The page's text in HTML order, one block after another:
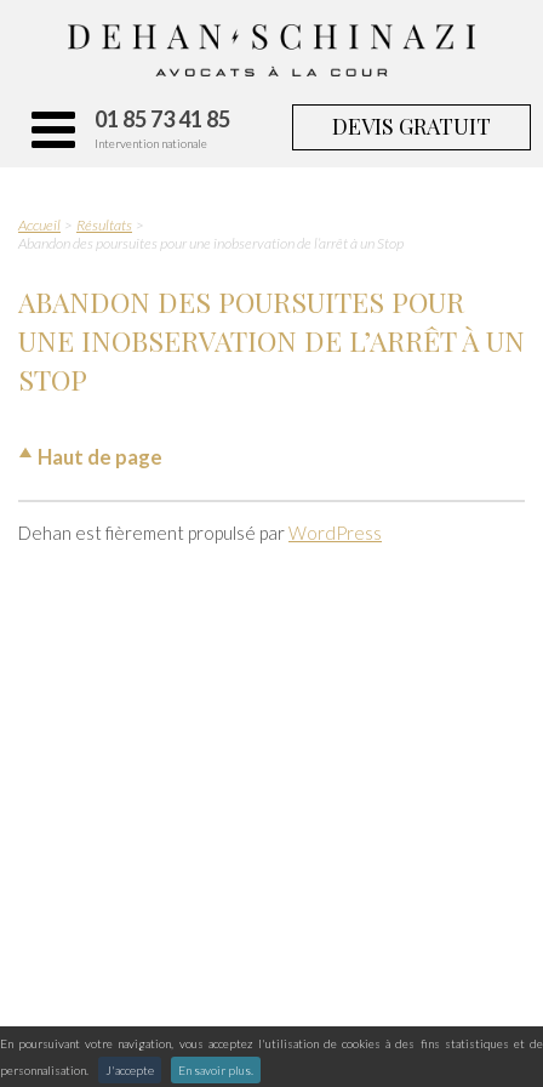
En poursuivant votre navigation, vous acceptez l'utilisation de cookies à des fins statistiques et de
personnalisation.
J'accepte En savoir plus.
01 85 73 41 85
Intervention nationale
DEVIS GRATUIT
Accueil
Résultats
Abandon des poursuites pour une inobservation de l’arrêt à un Stop
ABANDON DES POURSUITES POUR
UNE INOBSERVATION DE L’ARRÊT À UN
STOP
Haut de page
Dehan est fièrement propulsé parWordPress